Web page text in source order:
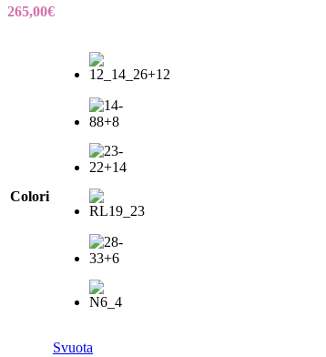
265,00€
Colori
Svuota